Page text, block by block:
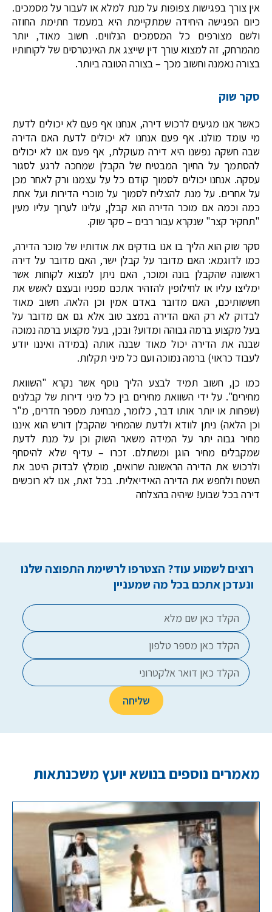
אין צורך בפגישות צפופות על מנת למלא או לעבור על מסמכים.
כיום הפגישה היחידה שמתקיימת היא במעמד חתימת החוזה
ולשם מצורפים כל המסמכים הנלווים. חשוב מאוד, יותר
מהמרחק, זה למצוא עורך דין שייצג את האינטרסים של לקוחותיו
בצורה נאמנה וחשוב מכך – בצורה הטובה ביותר.
סקר שוק
כאשר אנו מגיעים לרכוש דירה, אנחנו אף פעם לא יכולים לדעת
מי עומד מולנו. אף פעם אנחנו לא יכולים לדעת האם הדירה
שבה חשקה נפשנו היא דירה מעוקלת, אף פעם אנו לא יכולים
להסתמך על החיוך המבטיח של הקבלן שמחכה לרגע לסגור
עסקה. אנחנו יכולים לסמוך קודם כל על עצמנו ורק לאחר מכן
על אחרים. על מנת להצליח לסמוך על מוכרי הדירות ועל אחת
כמה וכמה אם מוכר הדירה הוא קבלן, עלינו לערוך עליו מעין
"תחקיר קצר" שנקרא עבור רבים – סקר שוק.
סקר שוק הוא הליך בו אנו בודקים את אודותיו של מוכר הדירה,
כמו לדוגמא: האם מדובר על קבלן ישר, האם מדובר על דירה
ראשונה שהקבלן בונה ומוכר, האם ניתן למצוא לקוחות אשר
ימליצו עליו או לחילופין להזהיר אתכם מפניו ובעצם לאשש את
חששותיכם, האם מדובר באדם אמין וכן הלאה. חשוב מאוד
לבדוק לא רק האם הדירה במצב טוב אלא גם אם מדובר על
בעל מקצוע ברמה גבוהה ומדוע? ובכן, בעל מקצוע ברמה נמוכה
שבנה את הדירה יכול מאוד שבנה אותה (במידה ואיננו יודע
לעבוד כראוי) ברמה נמוכה ועם כל מיני תקלות.
כמו כן, חשוב תמיד לבצע הליך נוסף אשר נקרא "השוואת
מחירים". על ידי השוואת מחירים בין כל מיני דירות של קבלנים
(שפחות או יותר אותו דבר, כלומר, מבחינת מספר חדרים, מ"ר
וכן הלאה) ניתן לוודא ולדעת שהמחיר שהקבלן דורש הוא איננו
מחיר גבוה יתר על המידה משאר השוק וכן על מנת לדעת
שמקבלים מחיר הוגן ומשתלם. זכרו – עדיף שלא להיסחף
ולרכוש את הדירה הראשונה שרואים, מומלץ לבדוק היטב את
השטח ולחפש את הדירה האידיאלית. בכל זאת, אנו לא רוכשים
דירה בכל שבוע! שיהיה בהצלחה
רוצים לשמוע עוד? הצטרפו לרשימת התפוצה שלנו
ונעדכן אתכם בכל מה שמעניין
מאמרים נוספים בנושא יועץ משכנתאות